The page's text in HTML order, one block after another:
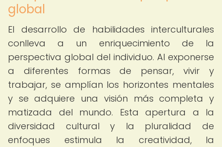
global
El desarrollo de habilidades interculturales
conlleva a un enriquecimiento de la
perspectiva global del individuo. Al exponerse
a diferentes formas de pensar, vivir y
trabajar, se amplían los horizontes mentales
y se adquiere una visión más completa y
matizada del mundo. Esta apertura a la
diversidad cultural y la pluralidad de
enfoques estimula la creatividad, la